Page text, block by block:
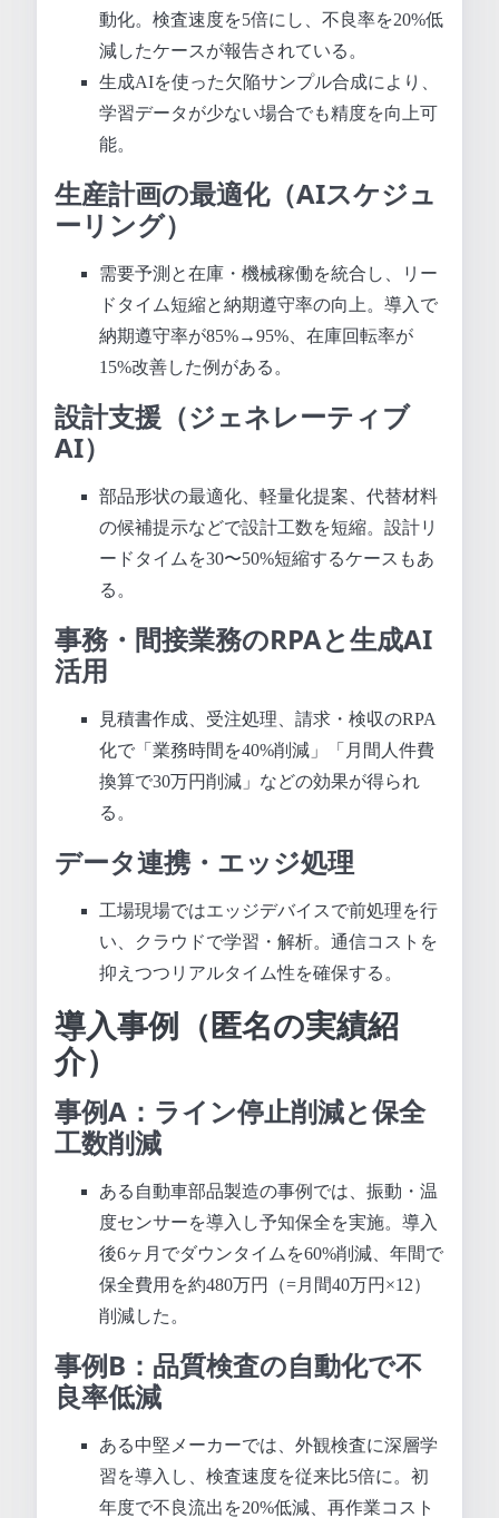
動化。検査速度を5倍にし、不良率を20%低
減したケースが報告されている。
生成AIを使った欠陥サンプル合成により、
学習データが少ない場合でも精度を向上可
能。
生産計画の最適化（AIスケジュ
ーリング）
需要予測と在庫・機械稼働を統合し、リー
ドタイム短縮と納期遵守率の向上。導入で
納期遵守率が85%→95%、在庫回転率が
15%改善した例がある。
設計支援（ジェネレーティブ
AI）
部品形状の最適化、軽量化提案、代替材料
の候補提示などで設計工数を短縮。設計リ
ードタイムを30〜50%短縮するケースもあ
る。
事務・間接業務のRPAと生成AI
活用
見積書作成、受注処理、請求・検収のRPA
化で「業務時間を40%削減」「月間人件費
換算で30万円削減」などの効果が得られ
る。
データ連携・エッジ処理
工場現場ではエッジデバイスで前処理を行
い、クラウドで学習・解析。通信コストを
抑えつつリアルタイム性を確保する。
導入事例（匿名の実績紹
介）
事例A：ライン停止削減と保全
工数削減
ある自動車部品製造の事例では、振動・温
度センサーを導入し予知保全を実施。導入
後6ヶ月でダウンタイムを60%削減、年間で
保全費用を約480万円（=月間40万円×12）
削減した。
事例B：品質検査の自動化で不
良率低減
ある中堅メーカーでは、外観検査に深層学
習を導入し、検査速度を従来比5倍に。初
年度で不良流出を20%低減、再作業コスト